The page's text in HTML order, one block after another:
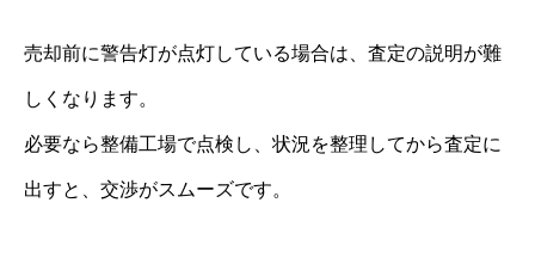
売却前に警告灯が点灯している場合は、査定の説明が難
しくなります。
必要なら整備工場で点検し、状況を整理してから査定に
出すと、交渉がスムーズです。